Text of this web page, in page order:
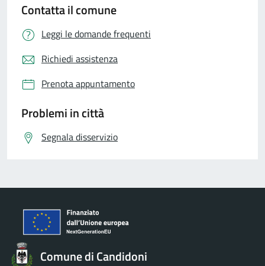
Contatta il comune
Leggi le domande frequenti
Richiedi assistenza
Prenota appuntamento
Problemi in città
Segnala disservizio
Comune di Candidoni